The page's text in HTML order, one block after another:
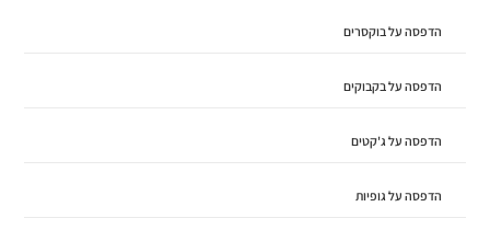
הדפסה על בוקסרים
הדפסה על בקבוקים
הדפסה על ג'קטים
הדפסה על גופיות